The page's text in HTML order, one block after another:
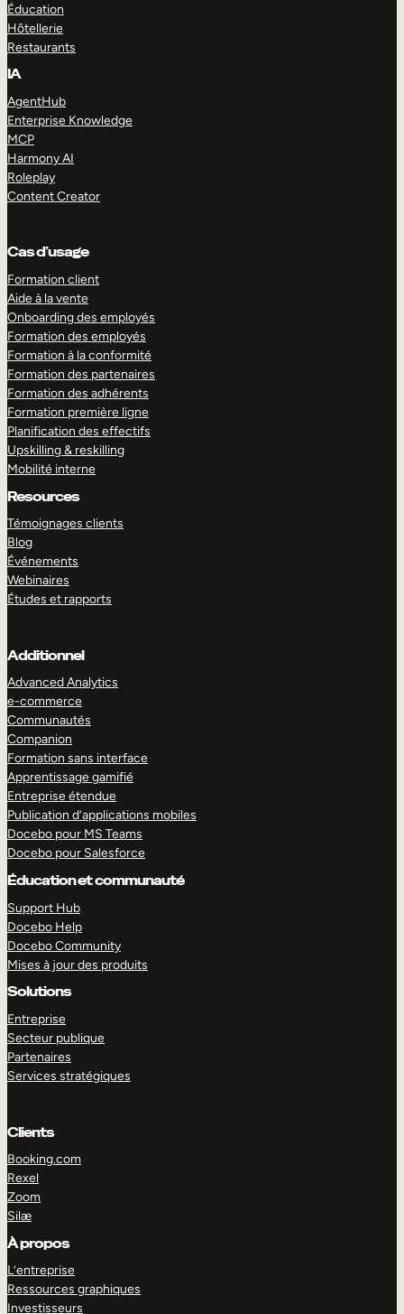
Éducation
Hôtellerie
Restaurants
IA
AgentHub
Enterprise Knowledge
MCP
Harmony AI
Roleplay
Content Creator
Cas d’usage
Formation client
Aide à la vente
Onboarding des employés
Formation des employés
Formation à la conformité
Formation des partenaires
Formation des adhérents
Formation première ligne
Planification des effectifs
Upskilling & reskilling
Mobilité interne
Resources
Témoignages clients
Blog
Événements
Webinaires
Études et rapports
Additionnel
Advanced Analytics
e-commerce
Communautés
Companion
Formation sans interface
Apprentissage gamifié
Entreprise étendue
Publication d’applications mobiles
Docebo pour MS Teams
Docebo pour Salesforce
Éducation et communauté
Support Hub
Docebo Help
Docebo Community
Mises à jour des produits
Solutions
Entreprise
Secteur publique
Partenaires
Services stratégiques
Clients
Booking.com
Rexel
Zoom
Silæ
À propos
L’entreprise
Ressources graphiques
Investisseurs